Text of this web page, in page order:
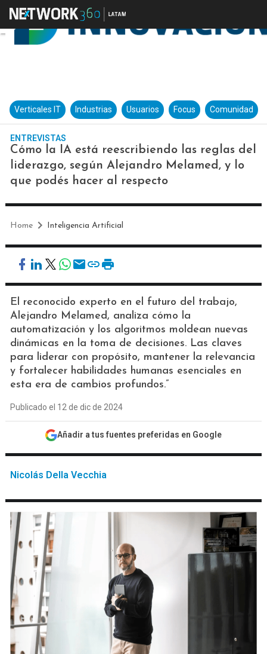
Verticales IT Industrias Usuarios Focus Comunidad
ENTREVISTAS
Cómo la IA está reescribiendo las reglas del
liderazgo, según Alejandro Melamed, y lo
que podés hacer al respecto
Home Inteligencia Artificial
El reconocido experto en el futuro del trabajo,
Alejandro Melamed, analiza cómo la
automatización y los algoritmos moldean nuevas
dinámicas en la toma de decisiones. Las claves
para liderar con propósito, mantener la relevancia
y fortalecer habilidades humanas esenciales en
esta era de cambios profundos.”
Publicado el 12 de dic de 2024
Añadir a tus fuentes preferidas en Google
Nicolás Della Vecchia